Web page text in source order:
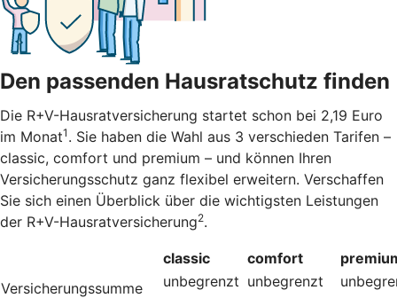
Den passenden Hausratschutz finden
Die R+V-Hausratversicherung startet schon bei 2,19 Euro
im Monat1 . Sie haben die Wahl aus 3 verschieden Tarifen –
classic, comfort und premium – und können Ihren
Versicherungsschutz ganz flexibel erweitern. Verschaffen
Sie sich einen Überblick über die wichtigsten Leistungen
der R+V-Hausratversicherung2.
classic comfort
Versicherungssumme
unbegrenzt unbegrenzt